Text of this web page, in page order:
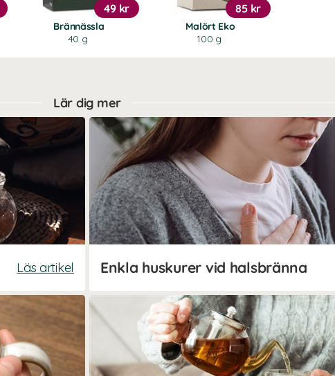
Brännässla
40 g
49 kr
Malört Eko
100 g
85 kr
Lär dig mer
Läs artikel Enkla huskurer vid halsbränna